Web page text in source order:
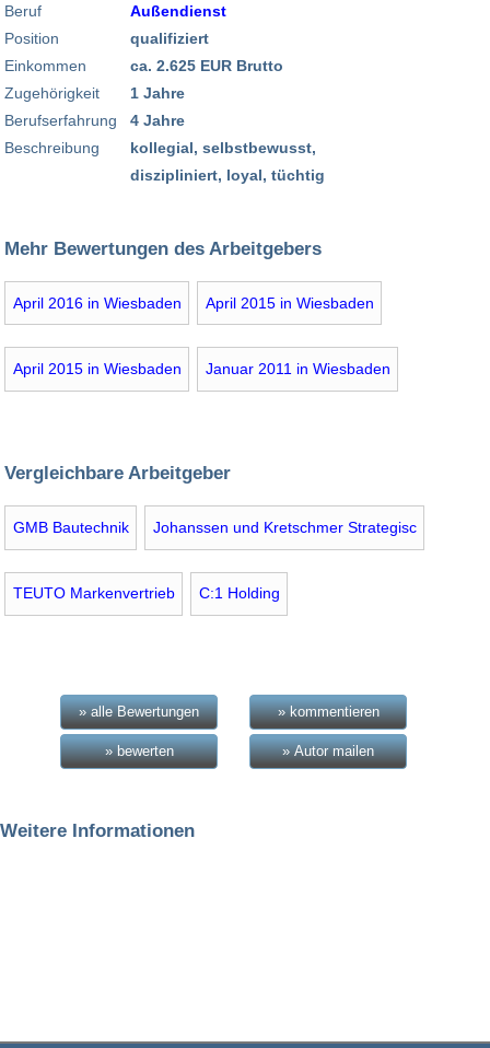
Beruf
Position
Einkommen
Zugehörigkeit
Berufserfahrung
Beschreibung
Außendienst
qualifiziert
ca. 2.625 EUR Brutto
1 Jahre
4 Jahre
kollegial, selbstbewusst,
diszipliniert, loyal, tüchtig
Mehr Bewertungen des Arbeitgebers
April 2016 in Wiesbaden April 2015 in Wiesbaden
April 2015 in Wiesbaden Januar 2011 in Wiesbaden
Vergleichbare Arbeitgeber
GMB Bautechnik Johanssen und Kretschmer Strategisc
TEUTO Markenvertrieb C:1 Holding
» alle Bewertungen » kommentieren
» bewerten » Autor mailen
Weitere Informationen